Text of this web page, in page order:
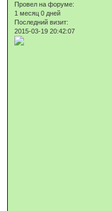
Провел на форуме:
1 месяц 0 дней
Последний визит:
2015-03-19 20:42:07